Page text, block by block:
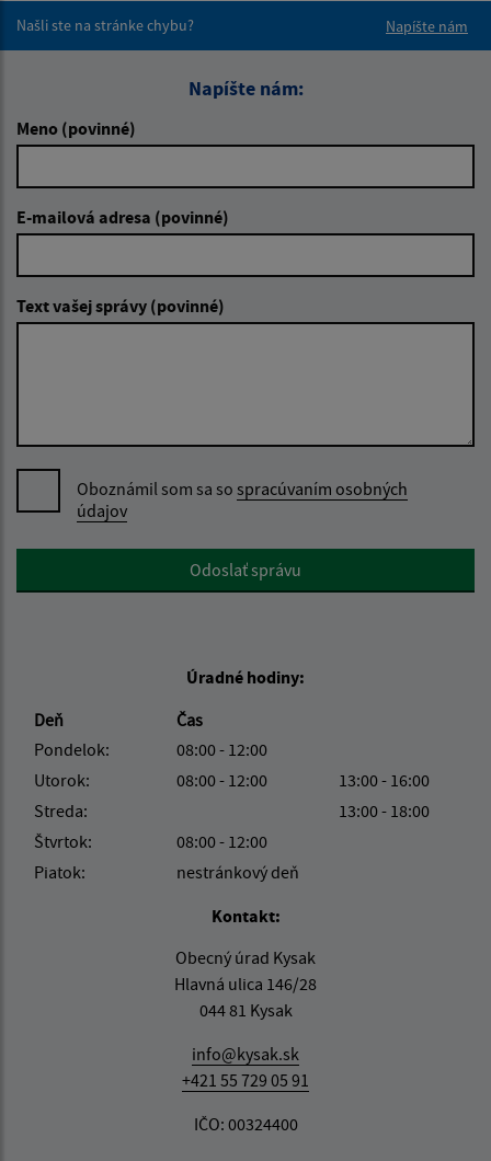
Našli ste na stránke chybu?
Napíšte nám
Napíšte nám:
Meno (povinné)
E-mailová adresa (povinné)
Text vašej správy (povinné)
Oboznámil som sa so spracúvaním osobných
údajov
Google reCaptcha ResponseOdoslať správu
Úradné hodiny:
Deň
Čas
Pondelok:
08:00 - 12:00
Utorok:
08:00 - 12:00
13:00 - 16:00
Streda:
13:00 - 18:00
Štvrtok:
08:00 - 12:00
Piatok:
nestránkový deň
Kontakt:
Obecný úrad Kysak
Hlavná ulica 146/28
044 81 Kysak
info@kysak.sk
+421 55 729 05 91
IČO: 00324400